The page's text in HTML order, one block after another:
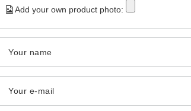
Add your own product photo:
Your name
Your e-mail